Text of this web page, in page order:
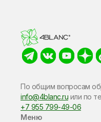
По общим вопросам
info@4blanc.ru или по​
+7 955 799-49-06
Меню